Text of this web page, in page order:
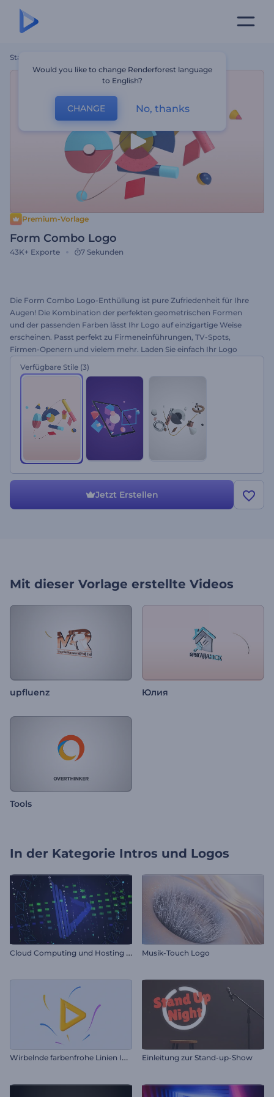
Startseite
Premium-Vorlage
Form Combo Logo
43K+ Exporte 7 Sekunden
Die Form Combo Logo-Enthüllung ist pure Zufriedenheit für Ihre
Augen! Die Kombination der perfekten geometrischen Formen
und der passenden Farben lässt Ihr Logo auf einzigartige Weise
erscheinen. Passt perfekt zu Firmeneinführungen, TV-Spots,
Firmen-Openern und vielem mehr. Laden Sie einfach Ihr Logo
Sie in wenigen Minuten eine professionelle Logo-Animation.
gleich kostenlos aus.
Verfügbare Stile (3)
Jetzt Erstellen
Mit dieser Vorlage erstellte Videos
upfluenz Юлия
Tools
In der Kategorie Intros und Logos
C
loud Computing und Hosting Intro Musik-Touch Logo
W
irbelnde farbenfrohe Linien Intro Einleitung zur Stand-up-Show
Would you like to change Renderforest language
to English?
CHANGE No, thanks